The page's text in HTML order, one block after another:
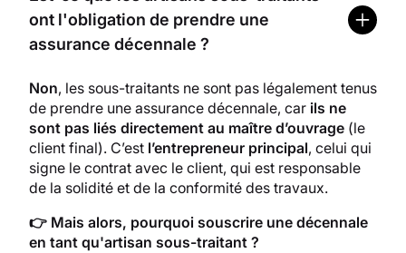
ont l'obligation de prendre une
assurance décennale ?
Non, les sous-traitants ne sont pas légalement tenus
de prendre une assurance décennale, car ils ne
sont pas liés directement au maître d’ouvrage (le
client final). C’est l’entrepreneur principal, celui qui
signe le contrat avec le client, qui est responsable
de la solidité et de la conformité des travaux.
👉 Mais alors, pourquoi souscrire une décennale
en tant qu'artisan sous-traitant ?